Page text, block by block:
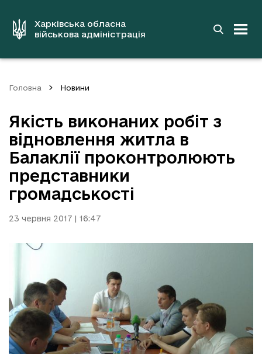
вмістуХарківська обласна
військова адміністрація
Головна Новини
Якість виконаних робіт з
відновлення житла в
Балаклії проконтролюють
представники
громадськості
23 червня 2017 | 16:47